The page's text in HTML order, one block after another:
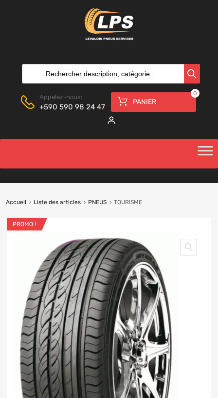
Appelez-nous:
+590 590 98 24 47
PANIER
0
Accueil Liste des articles PNEUS TOURISME
PROMO !